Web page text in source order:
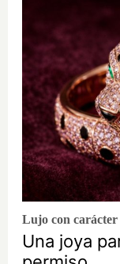
Lujo con carácter
Una joya